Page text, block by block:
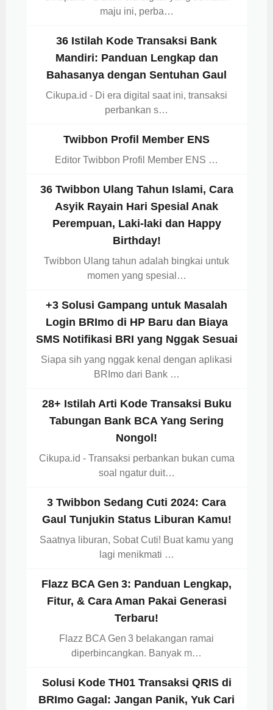
maju ini, perba…
36 Istilah Kode Transaksi Bank
Mandiri: Panduan Lengkap dan
Bahasanya dengan Sentuhan Gaul
Cikupa.id - Di era digital saat ini, transaksi
perbankan s…
Twibbon Profil Member ENS
Editor Twibbon Profil Member ENS …
36 Twibbon Ulang Tahun Islami, Cara
Asyik Rayain Hari Spesial Anak
Perempuan, Laki-laki dan Happy
Birthday!
Twibbon Ulang tahun adalah bingkai untuk
momen yang spesial…
+3 Solusi Gampang untuk Masalah
Login BRImo di HP Baru dan Biaya
SMS Notifikasi BRI yang Nggak Sesuai
Siapa sih yang nggak kenal dengan aplikasi
BRImo dari Bank …
28+ Istilah Arti Kode Transaksi Buku
Tabungan Bank BCA Yang Sering
Nongol!
Cikupa.id - Transaksi perbankan bukan cuma
soal ngatur duit…
3 Twibbon Sedang Cuti 2024: Cara
Gaul Tunjukin Status Liburan Kamu!
Saatnya liburan, Sobat Cuti! Buat kamu yang
lagi menikmati …
Flazz BCA Gen 3: Panduan Lengkap,
Fitur, & Cara Aman Pakai Generasi
Terbaru!
Flazz BCA Gen 3 belakangan ramai
diperbincangkan. Banyak m…
Solusi Kode TH01 Transaksi QRIS di
BRImo Gagal: Jangan Panik, Yuk Cari